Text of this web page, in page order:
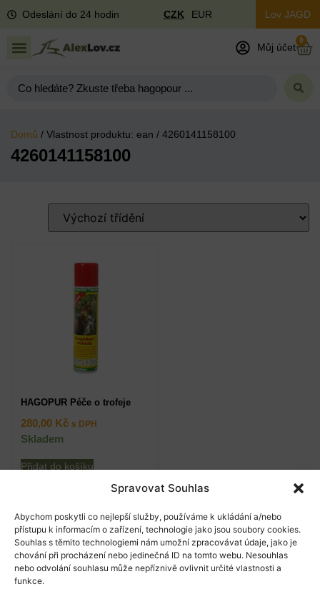
Spravovat Souhlas
Abychom poskytli co nejlepší služby, používáme k ukládání a/nebo
přístupu k informacím o zařízení, technologie jako jsou soubory cookies.
Souhlas s těmito technologiemi nám umožní zpracovávat údaje, jako je
chování při procházení nebo jedinečná ID na tomto webu. Nesouhlas
nebo odvolání souhlasu může nepříznivě ovlivnit určité vlastnosti a
funkce.
Odeslání do 24 hodin CZK EUR Lov JAGD
Můj účet
0
Domů / Vlastnost produktu: ean / 4260141158100
4260141158100
HAGOPUR Péče o trofeje
280,00 Kč s DPH
Skladem
Přidat do košíku
Máte dotaz k našim produktům?
Máte dotaz k našim produktům? Kontaktujte nás
telefonicky nebo e-mailem, rádi vám poradíme.